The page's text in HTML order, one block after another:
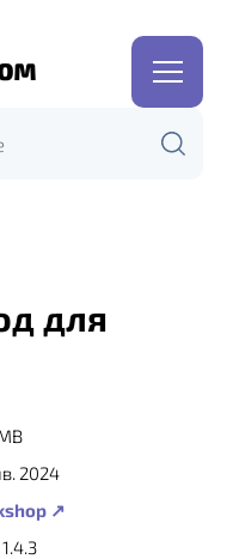
для
2024
↗